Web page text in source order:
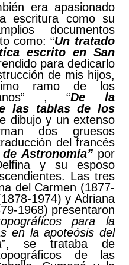
era apasionado
escritura como su
documentos
como: “Un tratado
escrito en San
para dedicarlo
de mis hijos,
ramo de los
, “De la
las tablas de los
dibujo y un extenso
dos gruesos
del francés
Astronomía” por
y su esposo
Las tres
del Carmen (1877-
1974) y Adriana
1968) presentaron
para la
en la apoteósis del
”, se trataba de
de las